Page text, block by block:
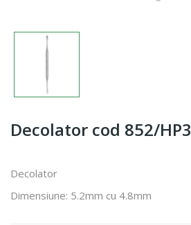
Decolator cod 852/HP3
Decolator
Dimensiune: 5.2mm cu 4.8mm